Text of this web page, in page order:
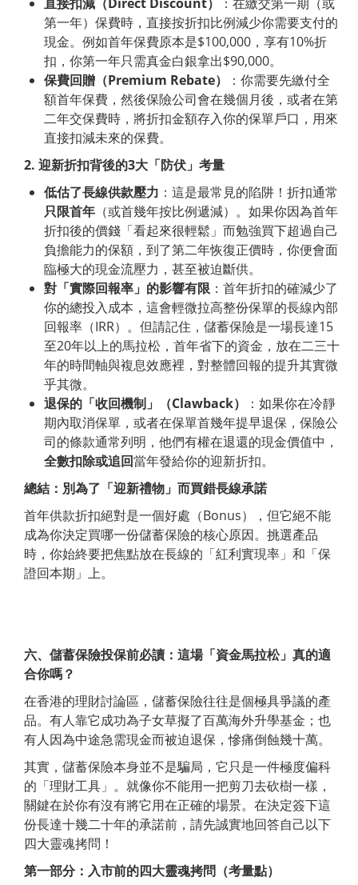
第一年）保費時，直接按折扣比例減少你需要支付的
現金。例如首年保費原本是$100,000，享有10%折
扣，你第一年只需真金白銀拿出$90,000。
保費回贈（Premium Rebate）
：你需要先繳付全
額首年保費，然後保險公司會在幾個月後，或者在第
二年交保費時，將折扣金額存入你的保單戶口，用來
直接扣減未來的保費。
2. 迎新折扣背後的3大「防伏」考量
低估了長線供款壓力 ：這是最常見的陷阱！折扣通常
只限首年 （或首幾年按比例遞減）。如果你因為首年
折扣後的價錢「看起來很輕鬆」而勉強買下超過自己
負擔能力的保額，到了第二年恢復正價時，你便會面
臨極大的現金流壓力，甚至被迫斷供。
對「實際回報率」的影響有限 ：首年折扣的確減少了
你的總投入成本，這會輕微拉高整份保單的長線內部
回報率（IRR）。但請記住，儲蓄保險是一場長達15
至20年以上的馬拉松，首年省下的資金，放在二三十
年的時間軸與複息效應裡，對整體回報的提升其實微
乎其微。
退保的「收回機制」（Clawback）
：如果你在冷靜
期內取消保單，或者在保單首幾年提早退保，保險公
司的條款通常列明，他們有權在退還的現金價值中，
全數扣除或追回當年發給你的迎新折扣。
總結：別為了「迎新禮物」而買錯長線承諾
首年供款折扣絕對是一個好處（Bonus），但它絕不能
成為你決定買哪一份儲蓄保險的核心原因。挑選產品
時，你始終要把焦點放在長線的「紅利實現率」和「保
證回本期」上。
六、儲蓄保險投保前必讀：這場「資金馬拉松」真的適
合你嗎？
在香港的理財討論區，儲蓄保險往往是個極具爭議的產
品。有人靠它成功為子女草擬了百萬海外升學基金；也
有人因為中途急需現金而被迫退保，慘痛倒蝕幾十萬。
其實，儲蓄保險本身並不是騙局，它只是一件極度偏科
的「理財工具」。就像你不能用一把剪刀去砍樹一樣，
關鍵在於你有沒有將它用在正確的場景。在決定簽下這
份長達十幾二十年的承諾前，請先誠實地回答自己以下
四大靈魂拷問！
第一部分：入市前的四大靈魂拷問（考量點）